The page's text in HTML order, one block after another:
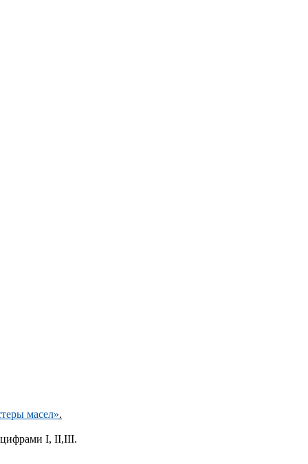
масел».
цифрами I, II,III.